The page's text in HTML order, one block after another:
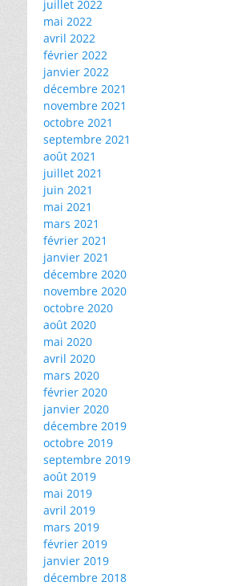
juillet 2022
mai 2022
avril 2022
février 2022
janvier 2022
décembre 2021
novembre 2021
octobre 2021
septembre 2021
août 2021
juillet 2021
juin 2021
mai 2021
mars 2021
février 2021
janvier 2021
décembre 2020
novembre 2020
octobre 2020
août 2020
mai 2020
avril 2020
mars 2020
février 2020
janvier 2020
décembre 2019
octobre 2019
septembre 2019
août 2019
mai 2019
avril 2019
mars 2019
février 2019
janvier 2019
décembre 2018